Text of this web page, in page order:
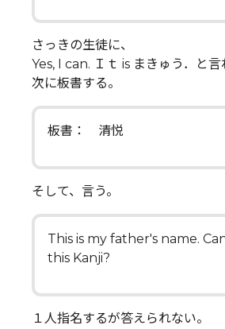
さっきの生徒に、
Yes, I can. Ｉｔ is まきゅう．と言
次に板書する。
板書： 清悦
そして、言う。
This is my father's name.
this Kanji?
１人指名するが答えられない。